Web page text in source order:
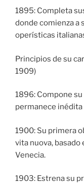
1895: Completa
donde comienza a
operísticas
Principios de su
1909)
1896: Compone
permanece
1900: Su primera
vita nuova, basado
Venecia.
1903: Estrena su